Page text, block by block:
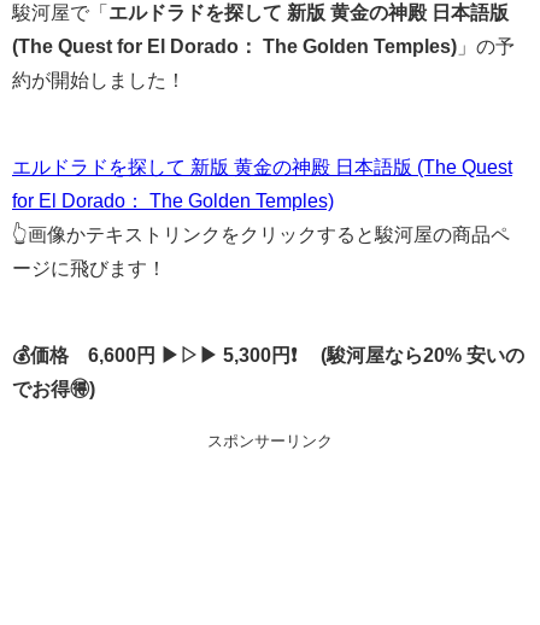
駿河屋で「 エルドラドを探して 新版 黄金の神殿 日本語版
(The Quest for El Dorado： The Golden Temples) 」の予
約が開始しました！
エルドラドを探して 新版 黄金の神殿 日本語版 (The Quest
for El Dorado： The Golden Temples)
👆画像かテキストリンクをクリックすると駿河屋の商品ペ
ージに飛びます！
💰価格 6,600円 ▶▷▶ 5,300円❗ (駿河屋なら20% 安いの
でお得🉐)
スポンサーリンク